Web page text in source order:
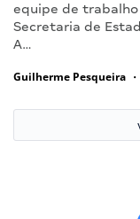
equipe de
Secretaria de
A…
Guilherme Pesqueira •